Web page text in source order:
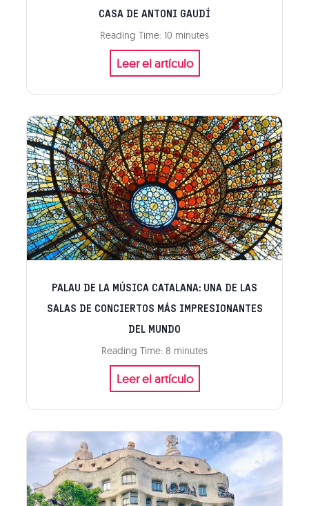
l
a
d
a
r
c
e
l
o
n
a
¡
t
d
o
l
u
e
n
e
CASA DE ANTONI GAUDÍ
Reading Time: 10 minutes
Leer el artículoC
a
a
B
a
t
l
l
ó
:
a
f
á
i
c
a
y
PALAU DE LA MÚSICA CATALANA: UNA DE LAS
SALAS DE CONCIERTOS MÁS IMPRESIONANTES
DEL MUNDO
Reading Time: 8 minutes
Leer el artículoP
a
l
a
u
d
e